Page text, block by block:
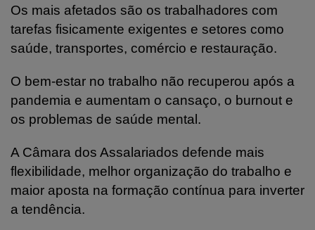
Os mais afetados são os trabalhadores com
tarefas fisicamente exigentes e setores como
saúde, transportes, comércio e restauração.
O bem-estar no trabalho não recuperou após a
pandemia e aumentam o cansaço, o burnout e
os problemas de saúde mental.
A Câmara dos Assalariados defende mais
flexibilidade, melhor organização do trabalho e
maior aposta na formação contínua para inverter
a tendência.